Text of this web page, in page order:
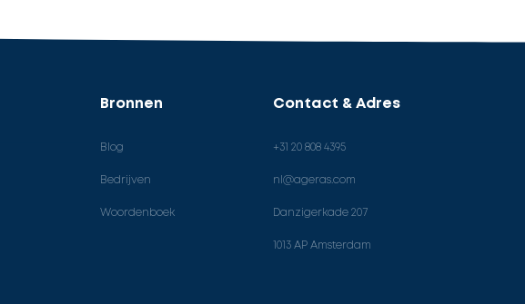
Bronnen
Blog
Bedrijven
Woordenboek
Contact & Adres
+31 20 808 4395
nl@ageras.com
Danzigerkade 207
1013 AP Amsterdam